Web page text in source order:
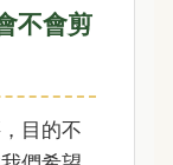
不會剪
目的不